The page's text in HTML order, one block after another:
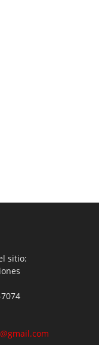
sitio: